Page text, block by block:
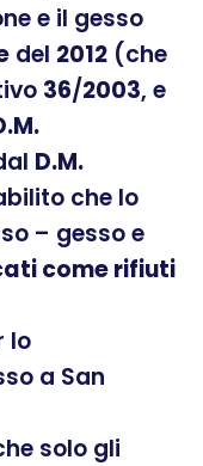
e il gesso
del 2012 (che
36/2003, e
D.M.
che lo
– gesso e
come rifiuti
lo
a San
solo gli